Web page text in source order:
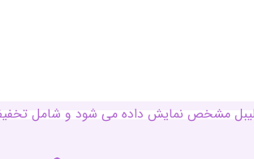
لیبل مشخص نمایش داده می شود و شامل